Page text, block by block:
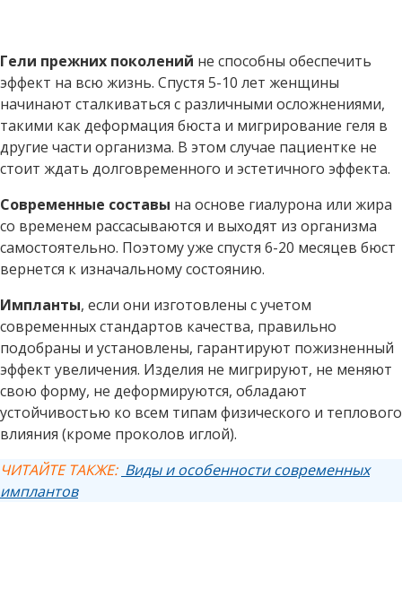
Гели прежних поколений не способны обеспечить
эффект на всю жизнь. Спустя 5-10 лет женщины
начинают сталкиваться с различными осложнениями,
такими как деформация бюста и мигрирование геля в
другие части организма. В этом случае пациентке не
стоит ждать долговременного и эстетичного эффекта.
Современные составы на основе гиалурона или жира
со временем рассасываются и выходят из организма
самостоятельно. Поэтому уже спустя 6-20 месяцев бюст
вернется к изначальному состоянию.
Импланты, если они изготовлены с учетом
современных стандартов качества, правильно
подобраны и установлены, гарантируют пожизненный
эффект увеличения. Изделия не мигрируют, не меняют
свою форму, не деформируются, обладают
устойчивостью ко всем типам физического и теплового
влияния (кроме проколов иглой).
ЧИТАЙТЕ ТАКЖЕ: Виды и особенности современных
имплантов